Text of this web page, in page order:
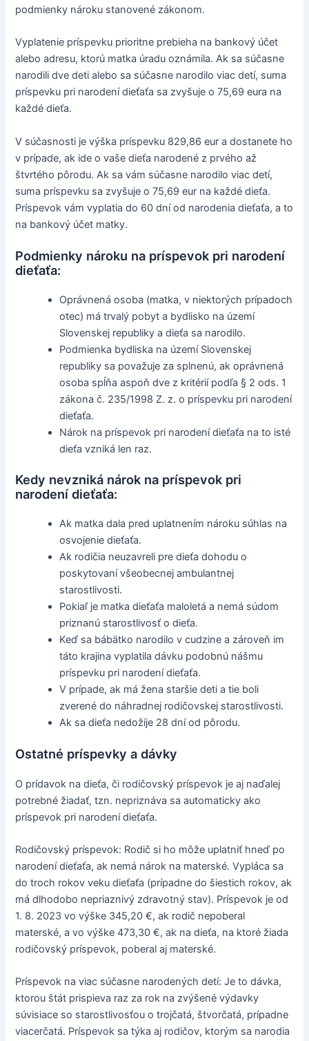
podmienky nároku stanovené zákonom.
Vyplatenie príspevku prioritne prebieha na bankový účet
alebo adresu, ktorú matka úradu oznámila. Ak sa súčasne
narodili dve deti alebo sa súčasne narodilo viac detí, suma
príspevku pri narodení dieťaťa sa zvyšuje o 75,69 eura na
každé dieťa.
V súčasnosti je výška príspevku 829,86 eur a dostanete ho
v prípade, ak ide o vaše dieťa narodené z prvého až
štvrtého pôrodu. Ak sa vám súčasne narodilo viac detí,
suma príspevku sa zvyšuje o 75,69 eur na každé dieťa.
Príspevok vám vyplatia do 60 dní od narodenia dieťaťa, a to
na bankový účet matky.
Podmienky nároku na príspevok pri narodení
dieťaťa:
Oprávnená osoba (matka, v niektorých prípadoch
otec) má trvalý pobyt a bydlisko na území
Slovenskej republiky a dieťa sa narodilo.
Podmienka bydliska na území Slovenskej
republiky sa považuje za splnenú, ak oprávnená
osoba spĺňa aspoň dve z kritérií podľa § 2 ods. 1
zákona č. 235/1998 Z. z. o príspevku pri narodení
dieťaťa.
Nárok na príspevok pri narodení dieťaťa na to isté
dieťa vzniká len raz.
Kedy nevzniká nárok na príspevok pri
narodení dieťaťa:
Ak matka dala pred uplatnením nároku súhlas na
osvojenie dieťaťa.
Ak rodičia neuzavreli pre dieťa dohodu o
poskytovaní všeobecnej ambulantnej
starostlivosti.
Pokiaľ je matka dieťaťa maloletá a nemá súdom
priznanú starostlivosť o dieťa.
Keď sa bábätko narodilo v cudzine a zároveň im
táto krajina vyplatila dávku podobnú nášmu
príspevku pri narodení dieťaťa.
V prípade, ak má žena staršie deti a tie boli
zverené do náhradnej rodičovskej starostlivosti.
Ak sa dieťa nedožije 28 dní od pôrodu.
Ostatné príspevky a dávky
O prídavok na dieťa, či rodičovský príspevok je aj naďalej
potrebné žiadať, tzn. nepriznáva sa automaticky ako
príspevok pri narodení dieťaťa.
Rodičovský príspevok: Rodič si ho môže uplatniť hneď po
narodení dieťaťa, ak nemá nárok na materské. Vypláca sa
do troch rokov veku dieťaťa (prípadne do šiestich rokov, ak
má dlhodobo nepriaznivý zdravotný stav). Príspevok je od
1. 8. 2023 vo výške 345,20 €, ak rodič nepoberal
materské, a vo výške 473,30 €, ak na dieťa, na ktoré žiada
rodičovský príspevok, poberal aj materské.
Príspevok na viac súčasne narodených detí: Je to dávka,
ktorou štát prispieva raz za rok na zvýšené výdavky
súvisiace so starostlivosťou o trojčatá, štvorčatá, prípadne
viacerčatá. Príspevok sa týka aj rodičov, ktorým sa narodia